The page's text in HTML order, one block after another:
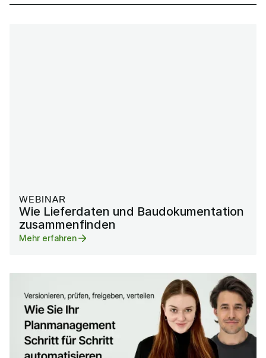
WEBINAR
Wie Lieferdaten und Baudokumentation
zusammenfinden
Mehr erfahren